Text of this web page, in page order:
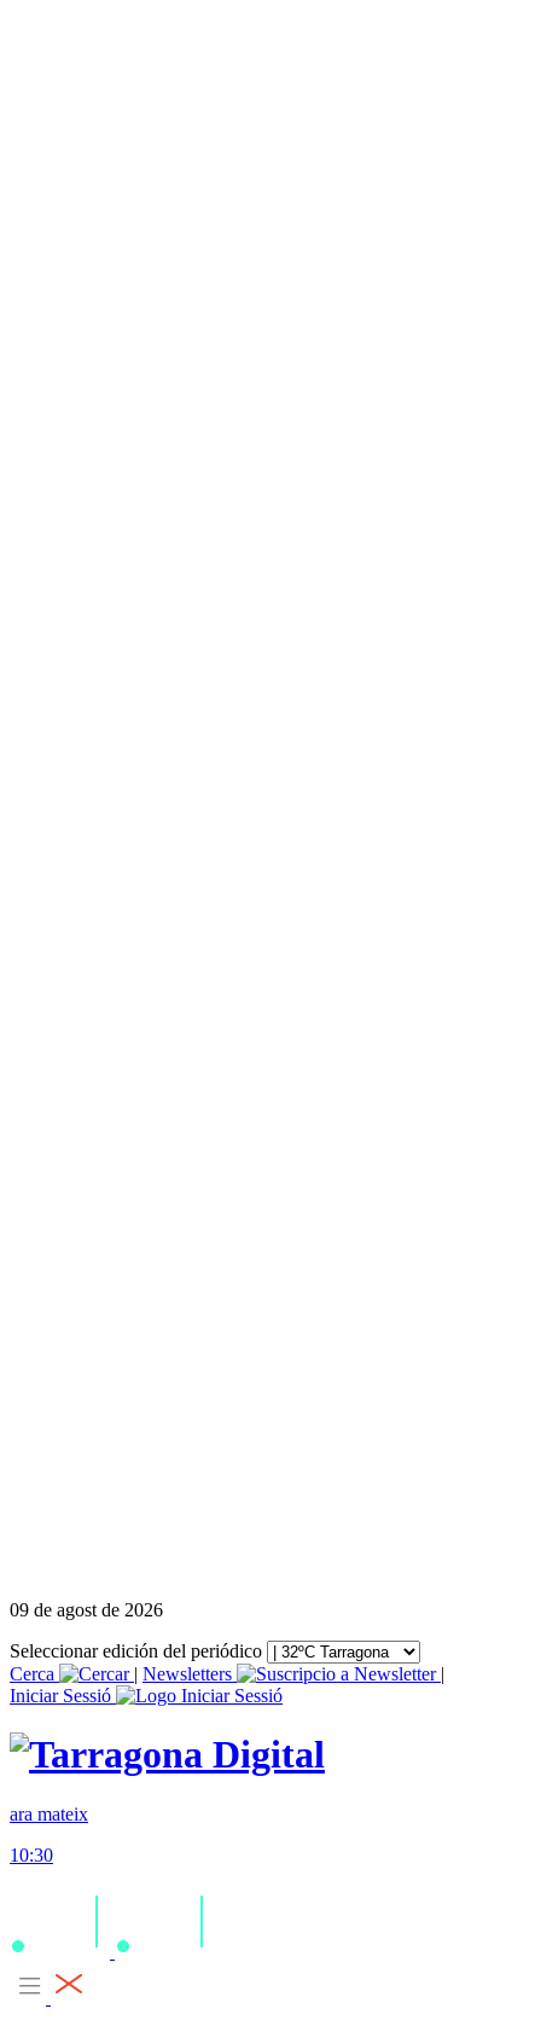
09 de agost de 2026
Seleccionar edición del periódico
Cerca
| Newsletters
|
Iniciar Sessió
ara mateix
10:30